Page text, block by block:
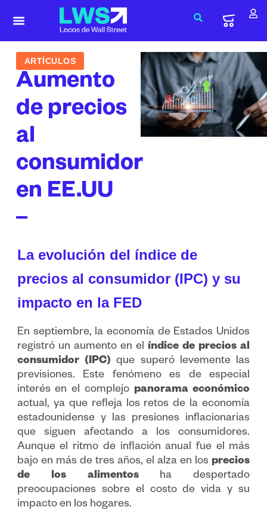
ARTÍCULOS
Aumento
de precios
al
consumidor
en EE.UU
La evolución del índice de
precios al consumidor (IPC) y su
impacto en la FED
En septiembre, la economía de Estados Unidos
registró un aumento en el índice de precios al
consumidor (IPC) que superó levemente las
previsiones. Este fenómeno es de especial
interés en el complejo panorama económico
actual, ya que refleja los retos de la economía
estadounidense y las presiones inflacionarias
que siguen afectando a los consumidores.
Aunque el ritmo de inflación anual fue el más
bajo en más de tres años, el alza en los precios
de los alimentosha despertado
preocupaciones sobre el costo de vida y su
impacto en los hogares.